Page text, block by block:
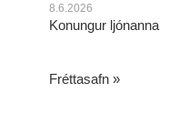
8.6.2026
Konungur ljónanna
Fréttasafn